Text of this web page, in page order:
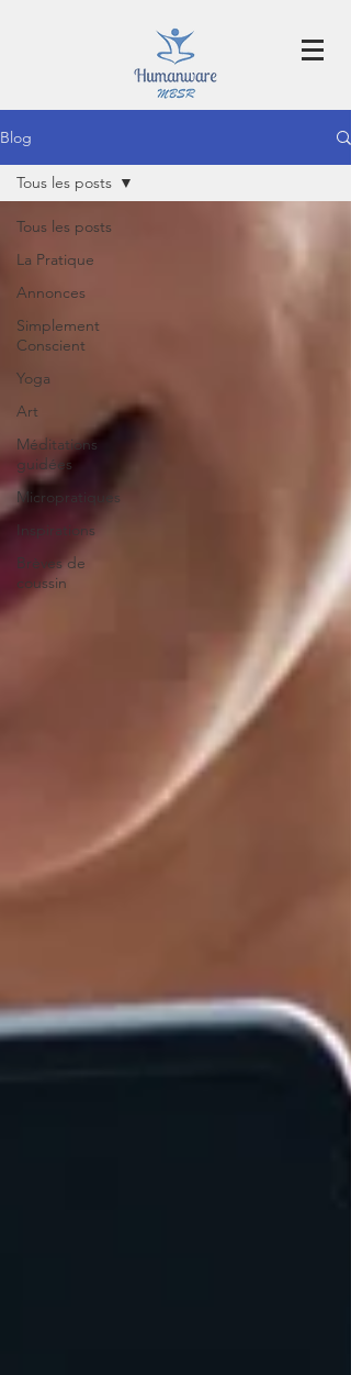
Blog
Tous les posts
La Pratique
Annonces
Simplement
Conscient
Yoga
Art
Méditations
guidées
Micropratiques
Inspirations
Brèves de
coussin
Tous les posts